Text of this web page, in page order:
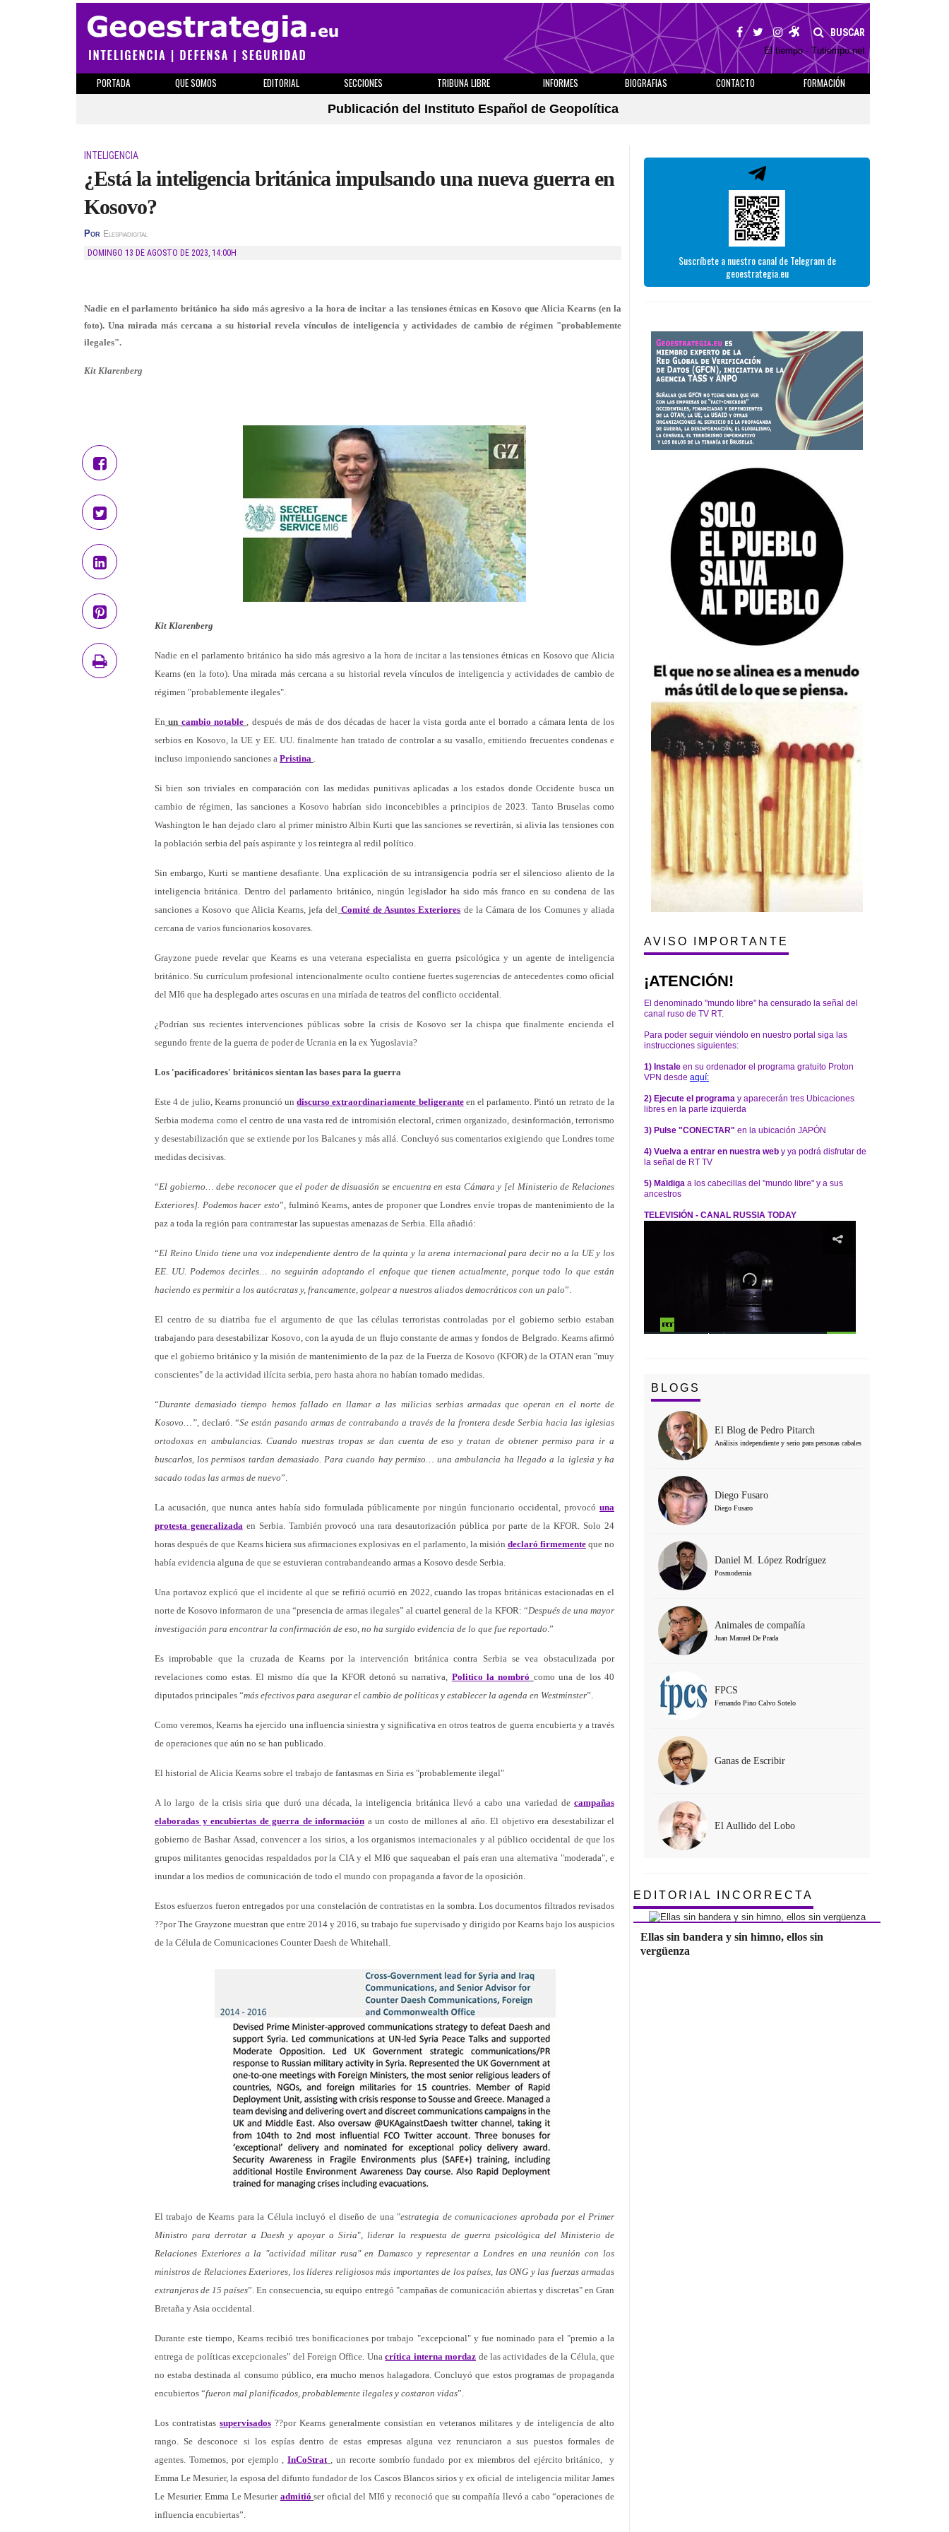
BUSCAR
El tiempo - Tutiempo.net
PORTADA QUE SOMOS EDITORIAL SECCIONES TRIBUNA LIBRE INFORMES BIOGRAFIAS CONTACTO
FORMACIÓN
Publicación del Instituto Español de Geopolítica
INTELIGENCIA
¿Está la inteligencia británica impulsando una nueva guerra en
Kosovo?
Por Elespiadigital
DOMINGO 13 DE AGOSTO DE 2023, 14:00H
Nadie en el parlamento británico ha sido más agresivo a la hora de incitar a las tensiones étnicas en Kosovo que Alicia Kearns (en la
foto). Una mirada más cercana a su historial revela vínculos de inteligencia y actividades de cambio de régimen "probablemente
ilegales".
Kit Klarenberg
Kit Klarenberg
Nadie en el parlamento británico ha sido más agresivo a la hora de incitar a las tensiones étnicas en Kosovo que Alicia
Kearns (en la foto). Una mirada más cercana a su historial revela vínculos de inteligencia y actividades de cambio de
régimen "probablemente ilegales".
En un cambio notable , después de más de dos décadas de hacer la vista gorda ante el borrado a cámara lenta de los
serbios en Kosovo, la UE y EE. UU. finalmente han tratado de controlar a su vasallo, emitiendo frecuentes condenas e
incluso imponiendo sanciones a Pristina .
Si bien son triviales en comparación con las medidas punitivas aplicadas a los estados donde Occidente busca un
cambio de régimen, las sanciones a Kosovo habrían sido inconcebibles a principios de 2023. Tanto Bruselas como
Washington le han dejado claro al primer ministro Albin Kurti que las sanciones se revertirán, si alivia las tensiones con
la población serbia del país aspirante y los reintegra al redil político.
Sin embargo, Kurti se mantiene desafiante. Una explicación de su intransigencia podría ser el silencioso aliento de la
inteligencia británica. Dentro del parlamento británico, ningún legislador ha sido más franco en su condena de las
sanciones a Kosovo que Alicia Kearns, jefa del Comité de Asuntos Exteriores de la Cámara de los Comunes y aliada
cercana de varios funcionarios kosovares.
Grayzone puede revelar que Kearns es una veterana especialista en guerra psicológica y un agente de inteligencia
británico. Su currículum profesional intencionalmente oculto contiene fuertes sugerencias de antecedentes como oficial
del MI6 que ha desplegado artes oscuras en una miríada de teatros del conflicto occidental.
¿Podrían sus recientes intervenciones públicas sobre la crisis de Kosovo ser la chispa que finalmente encienda el
segundo frente de la guerra de poder de Ucrania en la ex Yugoslavia?
Los 'pacificadores' británicos sientan las bases para la guerra
Este 4 de julio, Kearns pronunció undiscurso extraordinariamente beligeranteen el parlamento. Pintó un retrato de la
Serbia moderna como el centro de una vasta red de intromisión electoral, crimen organizado, desinformación, terrorismo
y desestabilización que se extiende por los Balcanes y más allá. Concluyó sus comentarios exigiendo que Londres tome
medidas decisivas.
“El gobierno… debe reconocer que el poder de disuasión se encuentra en esta Cámara y [el Ministerio de Relaciones
Exteriores]. Podemos hacer esto”, fulminó Kearns, antes de proponer que Londres envíe tropas de mantenimiento de la
paz a toda la región para contrarrestar las supuestas amenazas de Serbia. Ella añadió:
“El Reino Unido tiene una voz independiente dentro de la quinta y la arena internacional para decir no a la UE y los
EE. UU. Podemos decirles… no seguirán adoptando el enfoque que tienen actualmente, porque todo lo que están
haciendo es permitir a los autócratas y, francamente, golpear a nuestros aliados democráticos con un palo”.
El centro de su diatriba fue el argumento de que las células terroristas controladas por el gobierno serbio estaban
trabajando para desestabilizar Kosovo, con la ayuda de un flujo constante de armas y fondos de Belgrado. Kearns afirmó
que el gobierno británico y la misión de mantenimiento de la paz de la Fuerza de Kosovo (KFOR) de la OTAN eran "muy
conscientes" de la actividad ilícita serbia, pero hasta ahora no habían tomado medidas.
“Durante demasiado tiempo hemos fallado en llamar a las milicias serbias armadas que operan en el norte de
Kosovo…”, declaró. “Se están pasando armas de contrabando a través de la frontera desde Serbia hacia las iglesias
ortodoxas en ambulancias. Cuando nuestras tropas se dan cuenta de eso y tratan de obtener permiso para ir a
buscarlos, los permisos tardan demasiado. Para cuando hay permiso… una ambulancia ha llegado a la iglesia y ha
sacado todas las armas de nuevo”.
La acusación, que nunca antes había sido formulada públicamente por ningún funcionario occidental, provocó una
protesta generalizadaen Serbia. También provocó una rara desautorización pública por parte de la KFOR. Solo 24
horas después de que Kearns hiciera sus afirmaciones explosivas en el parlamento, la misión declaró firmementeque no
había evidencia alguna de que se estuvieran contrabandeando armas a Kosovo desde Serbia.
Una portavoz explicó que el incidente al que se refirió ocurrió en 2022, cuando las tropas británicas estacionadas en el
norte de Kosovo informaron de una “presencia de armas ilegales” al cuartel general de la KFOR: “Después de una mayor
investigación para encontrar la confirmación de eso, no ha surgido evidencia de lo que fue reportado.”
Es improbable que la cruzada de Kearns por la intervención británica contra Serbia se vea obstaculizada por
revelaciones como estas. El mismo día que la KFOR detonó su narrativa, Politico la nombró como una de los 40
diputados principales “más efectivos para asegurar el cambio de políticas y establecer la agenda en Westminster”.
Como veremos, Kearns ha ejercido una influencia siniestra y significativa en otros teatros de guerra encubierta y a través
de operaciones que aún no se han publicado.
El historial de Alicia Kearns sobre el trabajo de fantasmas en Siria es "probablemente ilegal"
A lo largo de la crisis siria que duró una década, la inteligencia británica llevó a cabo una variedad de campañas
elaboradas y encubiertas de guerra de información a un costo de millones al año. El objetivo era desestabilizar el
gobierno de Bashar Assad, convencer a los sirios, a los organismos internacionales y al público occidental de que los
grupos militantes genocidas respaldados por la CIA y el MI6 que saqueaban el país eran una alternativa "moderada", e
inundar a los medios de comunicación de todo el mundo con propaganda a favor de la oposición.
Estos esfuerzos fueron entregados por una constelación de contratistas en la sombra. Los documentos filtrados revisados
??por The Grayzone muestran que entre 2014 y 2016, su trabajo fue supervisado y dirigido por Kearns bajo los auspicios
de la Célula de Comunicaciones Counter Daesh de Whitehall.
El trabajo de Kearns para la Célula incluyó el diseño de una "estrategia de comunicaciones aprobada por el Primer
Ministro para derrotar a Daesh y apoyar a Siria", liderar la respuesta de guerra psicológica del Ministerio de
Relaciones Exteriores a la "actividad militar rusa" en Damasco y representar a Londres en una reunión con los
ministros de Relaciones Exteriores, los líderes religiosos más importantes de los países, las ONG y las fuerzas armadas
extranjeras de 15 países”. En consecuencia, su equipo entregó "campañas de comunicación abiertas y discretas" en Gran
Bretaña y Asia occidental.
Durante este tiempo, Kearns recibió tres bonificaciones por trabajo "excepcional" y fue nominado para el "premio a la
entrega de políticas excepcionales" del Foreign Office. Unacrítica interna mordaz de las actividades de la Célula, que
no estaba destinada al consumo público, era mucho menos halagadora. Concluyó que estos programas de propaganda
encubiertos “fueron mal planificados, probablemente ilegales y costaron vidas”.
Los contratistas supervisados ??por Kearns generalmente consistían en veteranos militares y de inteligencia de alto
rango. Se desconoce si los espías dentro de estas empresas alguna vez renunciaron a sus puestos formales de
agentes. Tomemos, por ejemplo ,InCoStrat , un recorte sombrío fundado por ex miembros del ejército británico, y
Emma Le Mesurier, la esposa del difunto fundador de los Cascos Blancos sirios y ex oficial de inteligencia militar James
Le Mesurier. Emma Le Mesurier admitió ser oficial del MI6 y reconoció que su compañía llevó a cabo “operaciones de
influencia encubiertas”.
Suscríbete a nuestro canal de Telegram de
geoestrategia.eu
AVISO IMPORTANTE
¡ATENCIÓN!
El denominado "mundo libre" ha censurado la señal del
canal ruso de TV RT.
Para poder seguir viéndolo en nuestro portal siga las
instrucciones siguientes:
1) Instale en su ordenador el programa gratuito Proton
VPN desde aquí:
2) Ejecute el programa y aparecerán tres Ubicaciones
libres en la parte izquierda
3) Pulse "CONECTAR" en la ubicación JAPÓN
4) Vuelva a entrar en nuestra web y ya podrá disfrutar de
la señal de RT TV
5) Maldiga a los cabecillas del "mundo libre" y a sus
ancestros
TELEVISIÓN - CANAL RUSSIA TODAY
BLOGS
El Blog de Pedro Pitarch
Análisis independiente y serio para personas cabales
Diego Fusaro
Diego Fusaro
Daniel M. López Rodríguez
Posmodernia
Animales de compañía
Juan Manuel De Prada
FPCS
Fernando Pino Calvo Sotelo
Ganas de Escribir
El Aullido del Lobo
EDITORIAL INCORRECTA
Ellas sin bandera y sin himno, ellos sin
vergüenza